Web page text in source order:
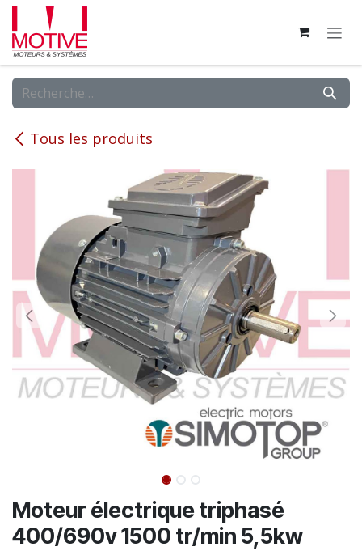
Se rendre au contenu
Tous les produits
Moteur électrique triphasé
400/690v 1500 tr/min 5,5kw